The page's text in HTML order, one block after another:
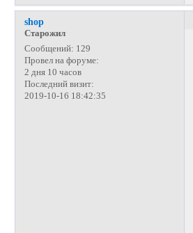
shop
Старожил
Сообщений: 129
Провел на форуме:
2 дня 10 часов
Последний визит:
2019-10-16 18:42:35